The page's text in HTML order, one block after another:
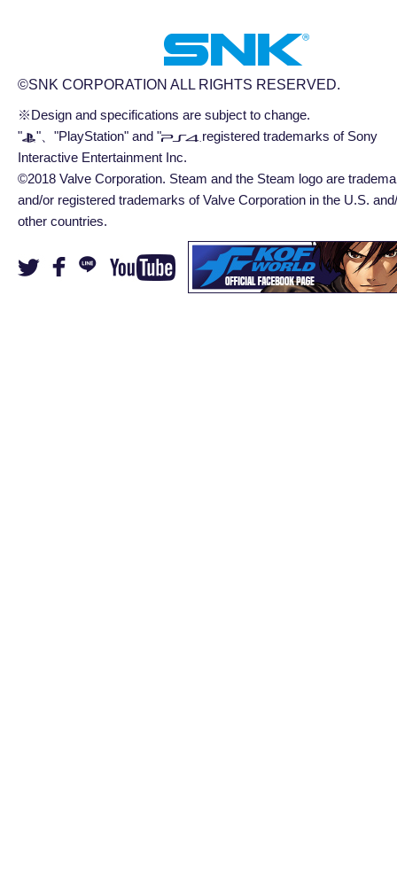
©SNK CORPORATION ALL RIGHTS RESERVED.
※Design and specifications are subject to change.
"
"、"PlayStation" and "
registered trademarks of Sony
Interactive Entertainment Inc.
©2018 Valve Corporation. Steam and the Steam logo are
and/or registered trademarks of Valve Corporation in the U.S.
other countries.